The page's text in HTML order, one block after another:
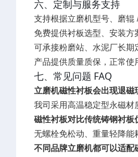
六、定制与服务支持
支持根据立磨机型号、磨辊
免费提供衬板选型、安装方
可承接粉磨站、水泥厂长期
产品提供质量质保，正常
七、常见问题 FAQ
立磨机磁性衬板会出现退磁
我司采用高温稳定型永磁材
磁性衬板对比传统铸钢衬板
无螺栓免松动、重量轻降能
不同品牌立磨机都可以适配